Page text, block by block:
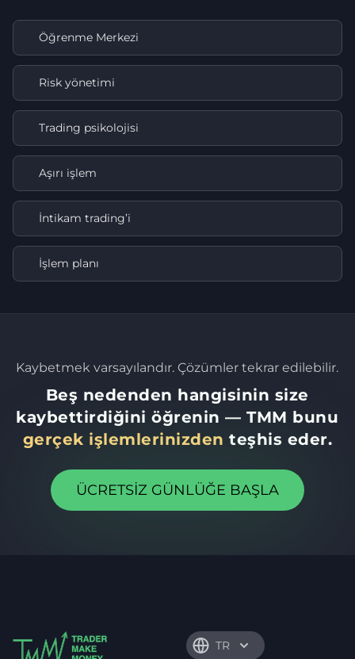
Öğrenme Merkezi
Risk yönetimi
Trading psikolojisi
Aşırı işlem
İntikam trading’i
İşlem planı
Kaybetmek varsayılandır. Çözümler tekrar edilebilir.
Beş nedenden hangisinin size
kaybettirdiğini öğrenin — TMM bunu
gerçek işlemlerinizden teşhis eder.
ÜCRETSIZ GÜNLÜĞE BAŞLA
TR